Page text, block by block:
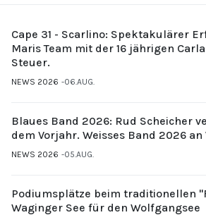
Cape 31 - Scarlino: Spektakulärer
Maris Team mit der 16 jährigen
Steuer.
NEWS 2026 06.AUG.
Blaues Band 2026: Rud Scheicher
dem Vorjahr. Weisses Band 2026
NEWS 2026 05.AUG.
Podiumsplätze beim traditionellen
Waginger See für den Wolfgangsee